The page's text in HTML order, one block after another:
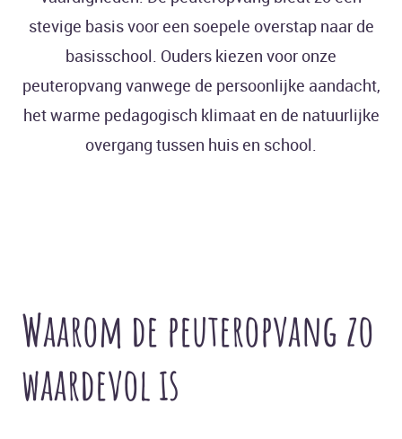
stevige basis voor een soepele overstap naar de
basisschool. Ouders kiezen voor onze
peuteropvang vanwege de persoonlijke aandacht,
het warme pedagogisch klimaat en de natuurlijke
overgang tussen huis en school.
Waarom de peuteropvang zo
waardevol is